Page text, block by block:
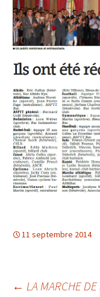
11 septembre 2014
← LA MARCHE DE